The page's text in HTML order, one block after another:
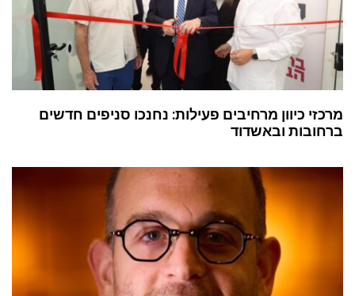
מרכזי כיוון מרחיבים פעילות: נחנכו סניפים חדשים
ברחובות ובאשדוד